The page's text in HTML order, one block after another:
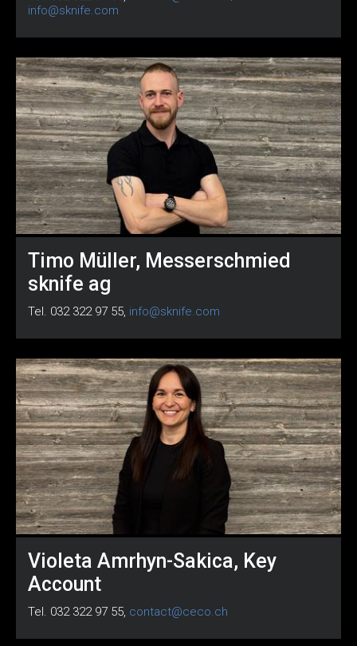
info@sknife.com
Timo Müller, Messerschmied
sknife ag
Tel. 032 322 97 55, info@sknife.com
Violeta Amrhyn-Sakica, Key
Account
Tel. 032 322 97 55, contact@ceco.ch